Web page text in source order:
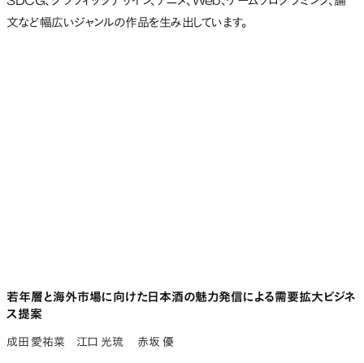
文など幅広いジャンルの作品を生み出しています。
若年層と海外市場に向けた日本酒の魅力発信による需要拡大ビジネ
ス提案
成田 愛祐菜 江口 光琉 赤坂 優